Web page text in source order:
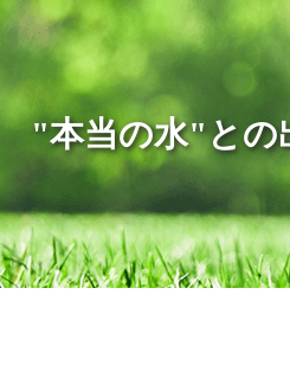
"本当の水"との